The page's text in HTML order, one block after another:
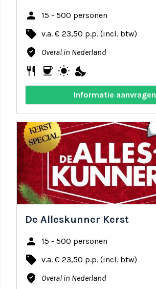
person 15 - 500 personen
local_offer v.a. € 23,50 p.p. (incl. btw)
where_to_vote Overal in Nederland
restaurant coffee wb_sunny nights_stay
Informatie aanvragen
De Alleskunner Kerst
person 15 - 500 personen
local_offer v.a. € 23,50 p.p. (incl. btw)
where_to_vote Overal in Nederland